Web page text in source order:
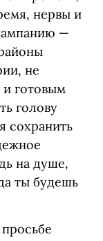
нервы и
—
не
готовым
голову
сохранить
на душе,
ты будешь